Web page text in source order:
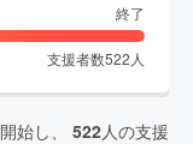
終了
支援者数522 人
始し、 522人の支援